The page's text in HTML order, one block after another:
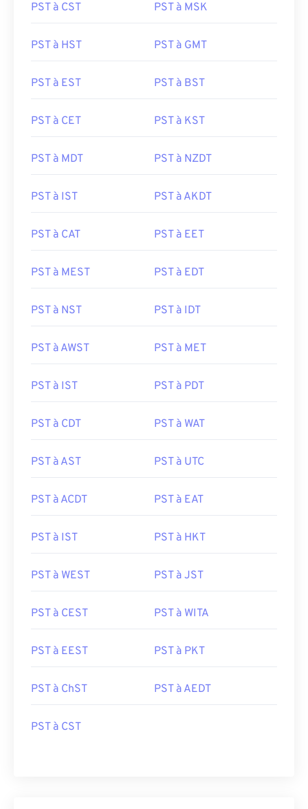
PST à CST PST à MSK
PST à HST PST à GMT
PST à EST PST à BST
PST à CET PST à KST
PST à MDT PST à NZDT
PST à IST PST à AKDT
PST à CAT PST à EET
PST à MEST PST à EDT
PST à NST PST à IDT
PST à AWST PST à MET
PST à IST PST à PDT
PST à CDT PST à WAT
PST à AST PST à UTC
PST à ACDT PST à EAT
PST à IST PST à HKT
PST à WEST PST à JST
PST à CEST PST à WITA
PST à EEST PST à PKT
PST à ChST PST à AEDT
PST à CST